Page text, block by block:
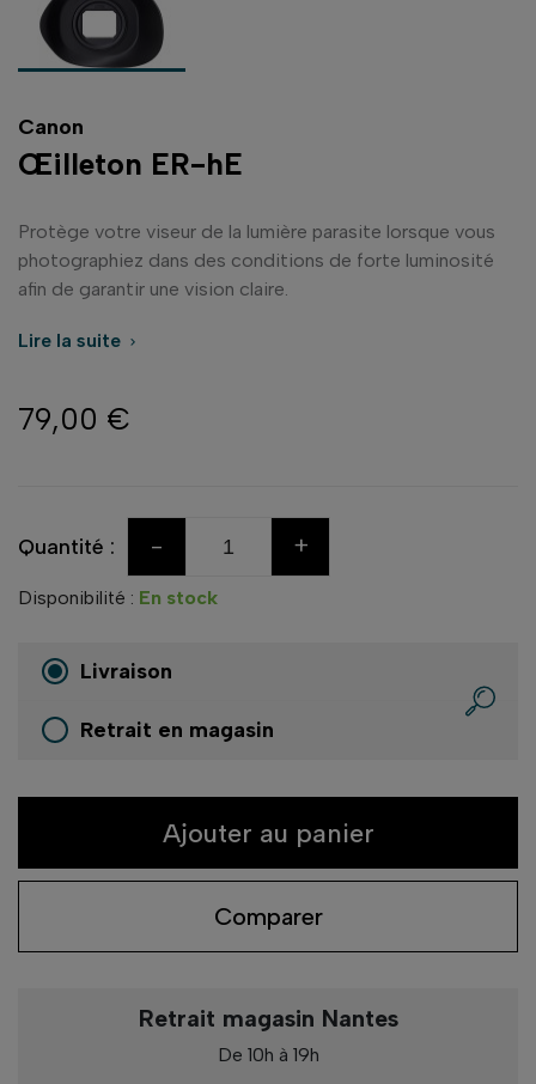
Canon
Œilleton ER-hE
Protège votre viseur de la lumière parasite lorsque vous
photographiez dans des conditions de forte luminosité
afin de garantir une vision claire.
Lire la suite 
79,00 €
Quantité : - +
Disponibilité : En stock
Livraison
Retrait en magasin
Ajouter au panier
Comparer
Retrait magasin Nantes
De 10h à 19h